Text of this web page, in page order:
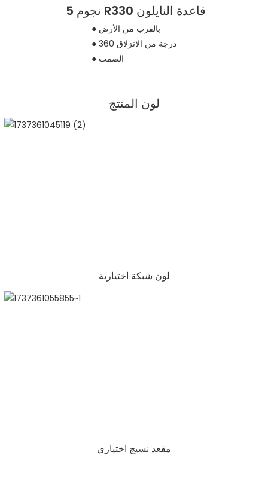
5 نجوم R330 قاعدة النايلون
● بالقرب من الأرض
● 360 درجة من الانزلاق
● الصمت
لون المنتج
لون شبكة اختيارية
مقعد نسيج اختياري